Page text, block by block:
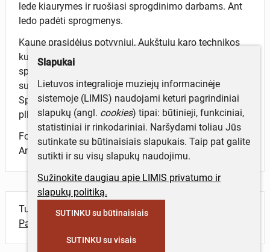
lede kiaurymes ir ruošiasi sprogdinimo darbams. Ant
ledo padėti sprogmenys.
Kaune prasidėjus potvyniui, Aukštųjų karo technikos
kursų Statybos skyrius kovo 5–11 d. dalyvavo ledų
sprogdinimo darbuose prie Kauno tiltų ir ledų
susigrūdimo vietose prie Veršvų ir Kaniūkų kaimų.
Sprogdinimo darbams vadovavo kursų klausytojas
plk. ltn. Jonas Vintortas.
Fotografija priklijuota į albumą, kuris priklausė plk. ltn.
Antanui Luiniui.
Turite daugiau informacijos apie objektą?
Parašykite mums!
Slapukai
Lietuvos integralioje muziejų informacinėje
sistemoje (LIMIS) naudojami keturi pagrindiniai
slapukų (angl. cookies) tipai: būtinieji, funkciniai,
statistiniai ir rinkodariniai. Naršydami toliau Jūs
sutinkate su būtinaisiais slapukais. Taip pat galite
sutikti ir su visų slapukų naudojimu.
Sužinokite daugiau apie LIMIS privatumo ir
slapukų politiką.
SUTINKU su būtinaisiais
SUTINKU su visais